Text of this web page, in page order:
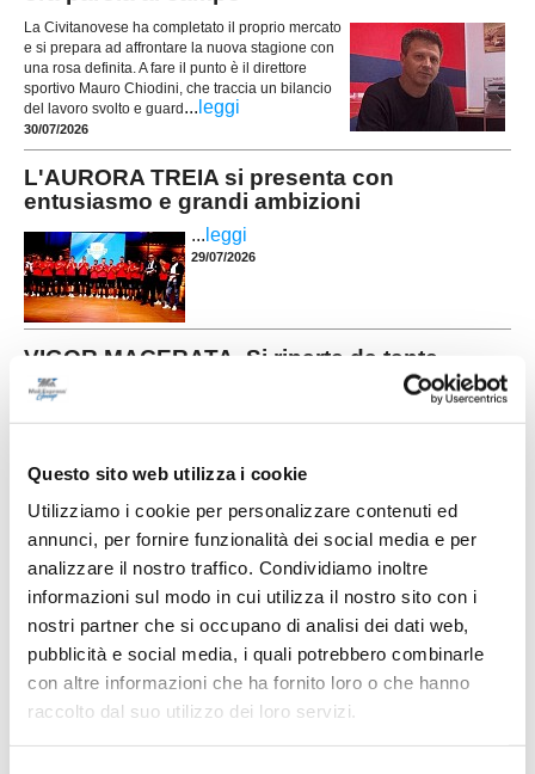
Questo sito web utilizza i cookie
Utilizziamo i cookie per personalizzare contenuti ed
annunci, per fornire funzionalità dei social media e per
analizzare il nostro traffico. Condividiamo inoltre
informazioni sul modo in cui utilizza il nostro sito con i
nostri partner che si occupano di analisi dei dati web,
pubblicità e social media, i quali potrebbero combinarle
con altre informazioni che ha fornito loro o che hanno
raccolto dal suo utilizzo dei loro servizi.
La Civitanovese ha completato il proprio mercato
e si prepara ad affrontare la nuova stagione con
una rosa definita. A fare il punto è il direttore
sportivo Mauro Chiodini, che traccia un bilancio
del lavoro svolto e guard... leggi
30/07/2026
L'AURORA TREIA si presenta con
entusiasmo e grandi ambizioni
... leggi
29/07/2026
VIGOR MACERATA. Si riparte da tante
riconferme e tre volti nuovi
nelle scorse settimane, il club guarda avanti con determinazione, senza
30/07/2026
ELITE TOLENTINO conferma la linea verde:
ecco altri quattro giovani
Prosegue la costruzione della rosa dell'Elite
Tolentino in vista del prossimo campionato di
Prima Categoria. La società conferma la linea
verde e presenta altri quattro giocatori che
saranno a disposizione di